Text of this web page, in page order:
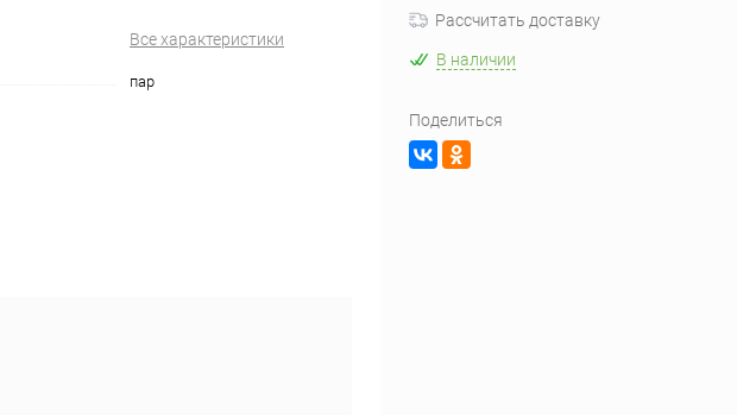
Все характеристики
пар
Рассчитать доставку
В наличии
Поделиться